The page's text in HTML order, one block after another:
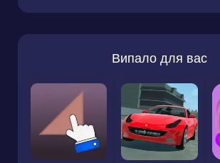
Випало для вас